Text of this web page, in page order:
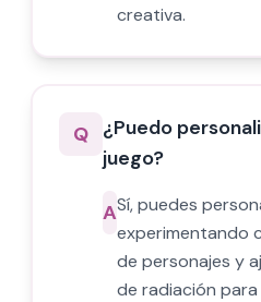
creativa.
Q ¿Puedo
juego?
ASí, puedes
experimentando
de personajes y
de radiación